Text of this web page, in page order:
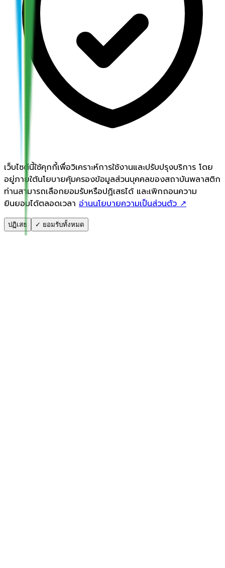
เว็บไซต์นี้ใช้คุกกี้เพื่อวิเคราะห์การใช้งานและปรับปรุงบริการ โดย
อยู่ภายใต้นโยบายคุ้มครองข้อมูลส่วนบุคคลของสถาบันพลาสติก
ท่านสามารถเลือกยอมรับหรือปฏิเสธได้ และเพิกถอนความ
ยินยอมได้ตลอดเวลา อ่านนโยบายความเป็นส่วนตัว ↗
ปฏิเสธ ✓ ยอมรับทั้งหมด